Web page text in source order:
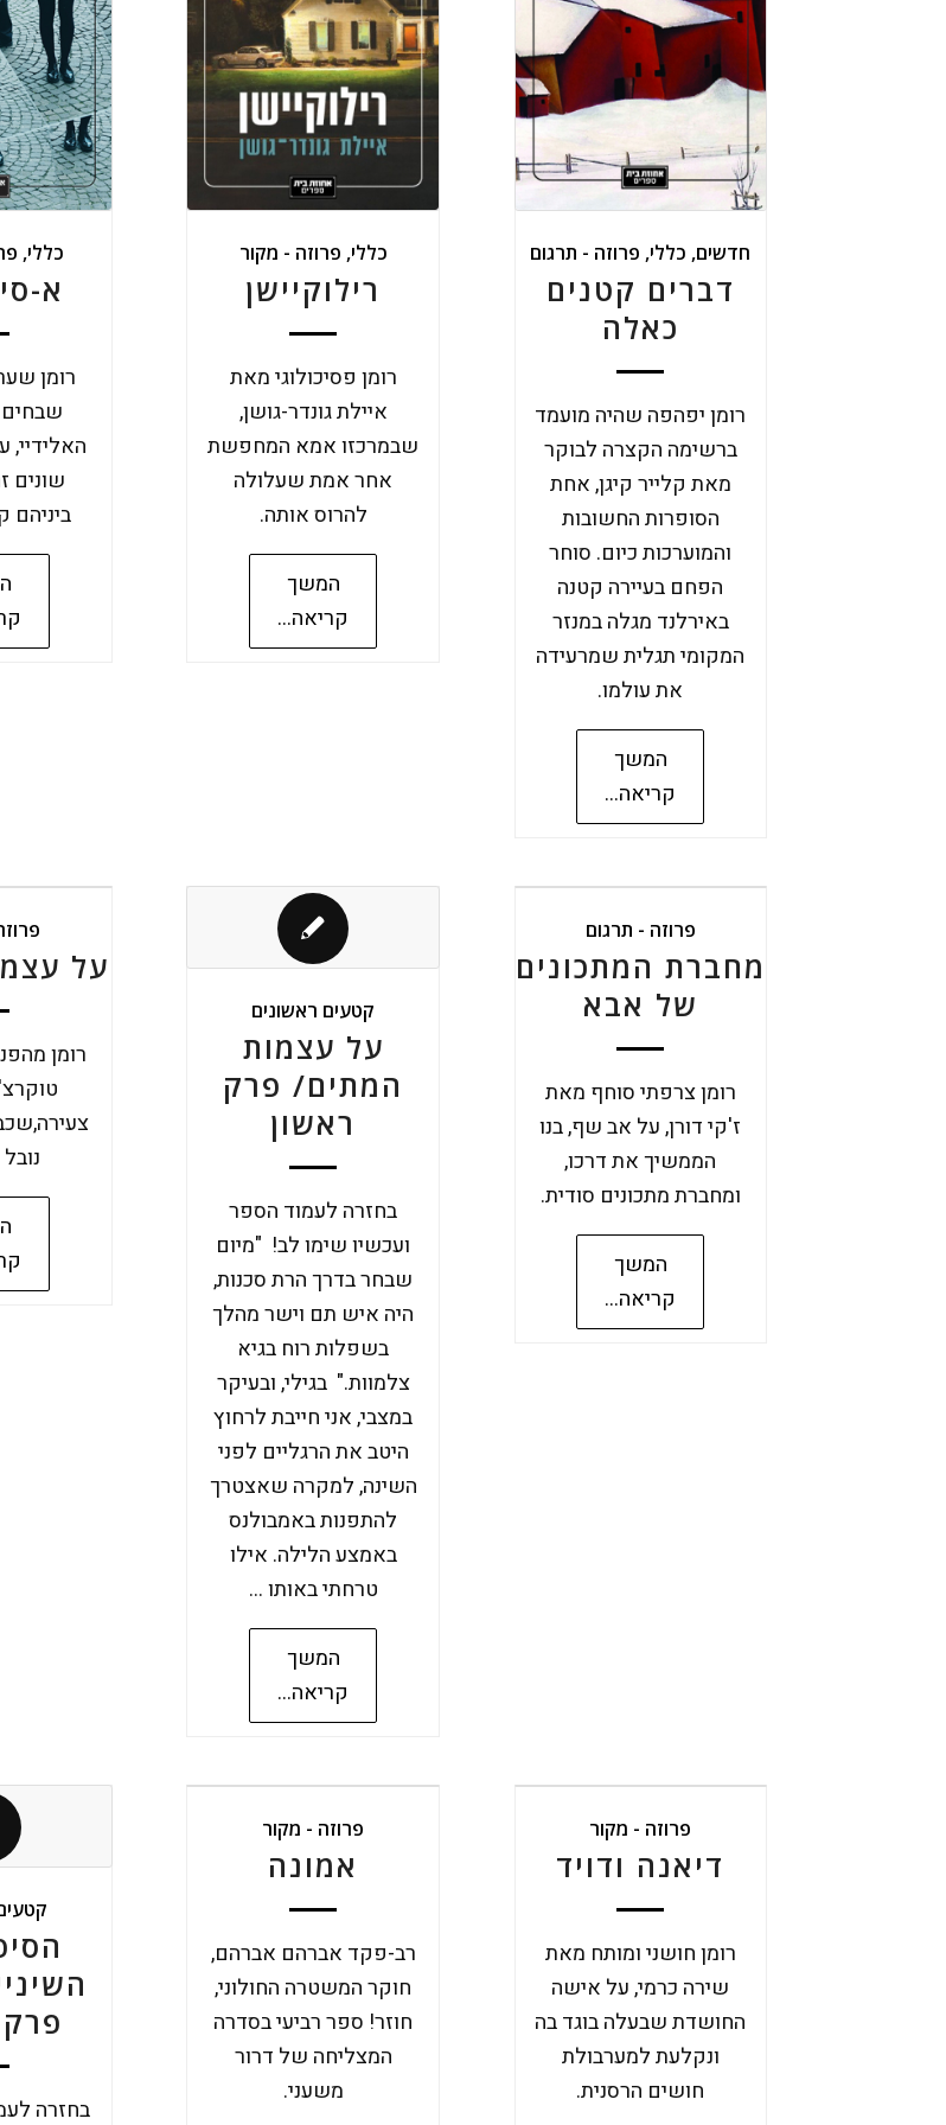
חדשים, כללי, פרוזה - תרגום
דברים קטנים
כאלה
רומן יפהפה שהיה מועמד
ברשימה הקצרה לבוקר
מאת קלייר קיגן, אחת
הסופרות החשובות
והמוערכות כיום. סוחר
הפחם בעיירה קטנה
באירלנד מגלה במנזר
המקומי תגלית שמרעידה
את עולמו.
המשך
קריאה...
כללי, פרוזה - מקור
רילוקיישן
רומן פסיכולוגי מאת
איילת גונדר-גושן,
שבמרכזו אמא המחפשת
אחר אמת שעלולה
להרוס אותה.
המשך
קריאה...
כללי,
א-
רומן
האלידיי,
שונים
פרוזה - תרגום
מחברת המתכונים
של אבא
רומן צרפתי סוחף מאת
ז'קי דורן, על אב שף, בנו
הממשיך את דרכו,
ומחברת מתכונים סודית.
המשך
קריאה...
קטעים ראשונים
על עצמות
המתים/ פרק
ראשון
בחזרה לעמוד הספר
ועכשיו שימו לב! "מיום
שבחר בדרך הרת סכנות,
היה איש תם וישר מהלך
בשפלות רוח בגיא
צלמוות." בגילי, ובעיקר
במצבי, אני חייבת לרחוץ
היטב את הרגליים לפני
השינה, למקרה שאצטרך
להתפנות באמבולנס
באמצע הלילה. אילו
טרחתי באותו …
המשך
קריאה...
על
רומן
פרוזה - מקור
דיאנה ודויד
רומן חושני ומותח מאת
שירה כרמי, על אישה
החושדת שבעלה בוגד בה
ונקלעת למערבולת
חושים הרסנית.
פרוזה - מקור
אמונה
רב-פקד אברהם אברהם,
חוקר המשטרה החולוני,
חוזר! ספר רביעי בסדרה
המצליחה של דרור
משעני.
בחזרה